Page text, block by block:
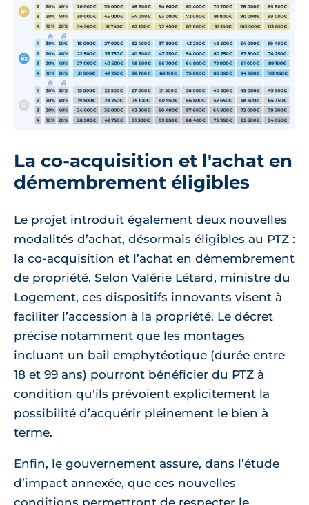
La co-acquisition et l'achat en
démembrement éligibles
Le projet introduit également deux nouvelles
modalités d’achat, désormais éligibles au PTZ :
la co-acquisition et l’achat en démembrement
de propriété. Selon Valérie Létard, ministre du
Logement, ces dispositifs innovants visent à
faciliter l’accession à la propriété. Le décret
précise notamment que les montages
incluant un bail emphytéotique (durée entre
18 et 99 ans) pourront bénéficier du PTZ à
condition qu'ils prévoient explicitement la
possibilité d’acquérir pleinement le bien à
terme.
Enfin, le gouvernement assure, dans l’étude
d’impact annexée, que ces nouvelles
conditions permettront de respecter le